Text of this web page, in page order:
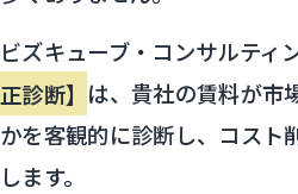
ビズキューブ・コンサルティ
正診断】 は、貴社の賃料が市
かを客観的に診断し、コスト
します。